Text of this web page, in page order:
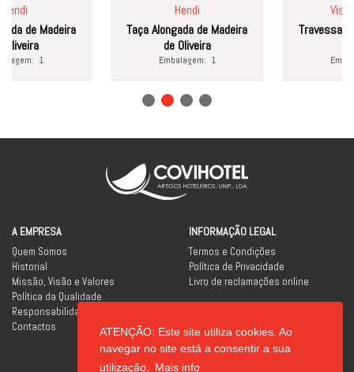
ATENÇÃO: Este site utiliza cookies. Ao
navegar no site está a consentir a sua
utilização.
Mais info
de Madeira
1
Hendi
Taça Alongada de Madeira
de Oliveira
Embalagem:1
Vista
Travessa
A EMPRESA
Quem Somos
Historial
Missão, Visão e Valores
Política da Qualidade
Responsabilidade Social
Contactos
INFORMAÇÃO LEGAL
Termos e Condições
Política de Privacidade
Livro de reclamações online
REDES SOCIAIS